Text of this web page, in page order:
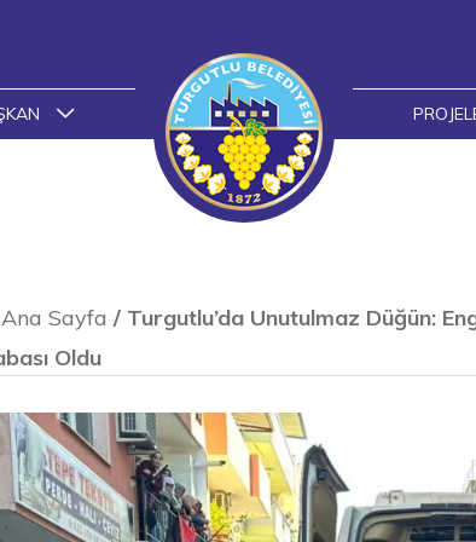
Ana Sayfa / Turgutlu’da Unutulmaz Düğün:
Oldu